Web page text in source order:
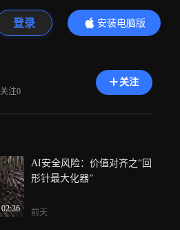
登录
安装电脑版
内容更精彩
关注0
关注
02:36
AI安全风险：价值对齐之“回
形针最大化器”
前天